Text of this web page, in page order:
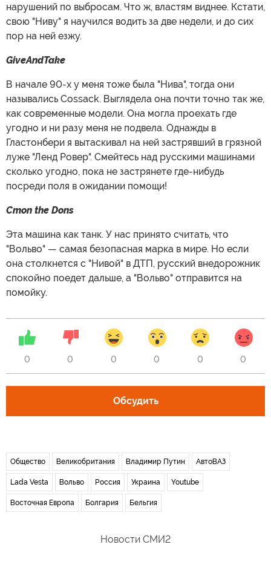
нарушений по выбросам. Что ж, властям виднее. Кстати,
свою "Ниву" я научился водить за две недели, и до сих
пор на ней езжу.
GiveAndTake
В начале 90-х у меня тоже была "Нива", тогда они
назывались Cossack. Выглядела она почти точно так же,
как современные модели. Она могла проехать где
угодно и ни разу меня не подвела. Однажды в
Гластонбери я вытаскивал на ней застрявший в грязной
луже "Ленд Ровер". Смейтесь над русскими машинами
сколько угодно, пока не застрянете где-нибудь
посреди поля в ожидании помощи!
Cmon the Dons
Эта машина как танк. У нас принято считать, что
"Вольво" — самая безопасная марка в мире. Но если
она столкнется с "Нивой" в ДТП, русский внедорожник
спокойно поедет дальше, а "Вольво" отправится на
помойку.
0 0 0 0 0 0
Обсудить
Общество Великобритания Владимир Путин АвтоВАЗ
Lada Vesta Вольво Россия Украина Youtube
Восточная Европа Болгария Бельгия
Новости СМИ2